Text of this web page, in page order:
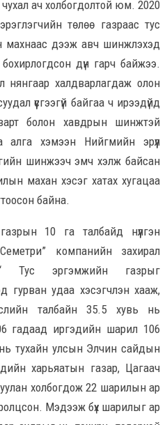
чухал ач холбогдолтой юм. 2020
төлөө газраас тус
махнаас дээж авч шинжлэхэд
дүн гарч байжээ.
нянгаар халдварлагдаж олон
үүсгээгүй байгаа ч ирээдүйд
болон хавдрын шинжтэй
алга хэмээн Нийгмийн эрүүл
шинжээч эмч хэлж байсан
махан хэсэг хатах хугацаа
байна.
10 га талбайд нүүлгэн
компанийн захирал
Тус эргэмжийн газрыг
гурван удаа хэсэгчлэн хааж,
талбайн 35.5 хувь нь
гадаад иргэдийн шарил 106
тухайн улсын Элчин сайдын
харьяатын газар, Цагаач
холбогдож 22 шарилын ар
Мэдээж бүх шарилыг ар